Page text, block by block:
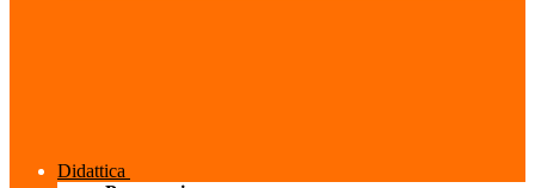
Didattica